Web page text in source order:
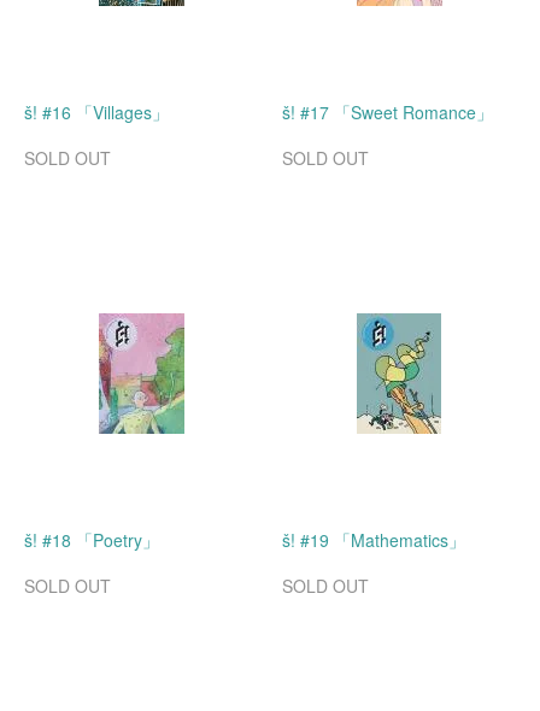
š! #16 「Villages」
SOLD OUT
š! #17 「Sweet Romance」
SOLD OUT
š! #18 「Poetry」
SOLD OUT
š! #19 「Mathematics」
SOLD OUT